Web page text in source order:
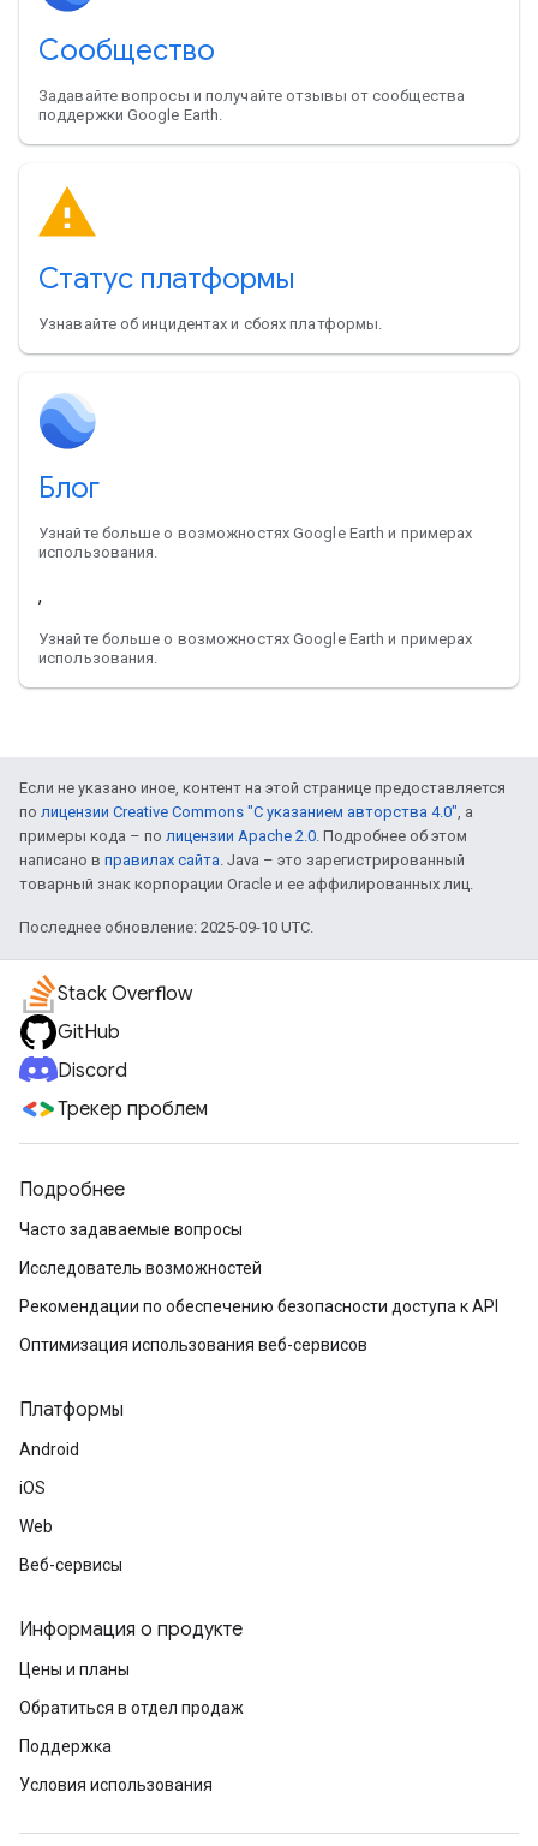
Сообщество
Задавайте вопросы и получайте отзывы от сообщества
поддержки Google Earth.
Статус платформы
Узнавайте об инцидентах и сбоях платформы.
Блог
Узнайте больше о возможностях Google Earth и примерах
использования.
,
Узнайте больше о возможностях Google Earth и примерах
использования.
Если не указано иное, контент на этой странице предоставляется
по лицензии Creative Commons "С указанием авторства 4.0", а
примеры кода – по лицензии Apache 2.0. Подробнее об этом
написано в правилах сайта. Java – это зарегистрированный
товарный знак корпорации Oracle и ее аффилированных лиц.
Последнее обновление: 2025-09-10 UTC.
Stack Overflow
GitHub
Discord
Трекер проблем
Подробнее
Часто задаваемые вопросы
Исследователь возможностей
Рекомендации по обеспечению безопасности доступа к API
Оптимизация использования веб-сервисов
Платформы
Android
iOS
Web
Веб-сервисы
Информация о продукте
Цены и планы
Обратиться в отдел продаж
Поддержка
Условия использования